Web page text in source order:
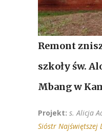
Remont
szkoły św.
Mbang w
Projekt: s. Alicja
Sióstr Najświętszej